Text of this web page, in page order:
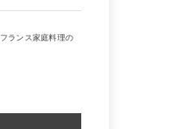
ランス家庭料理の